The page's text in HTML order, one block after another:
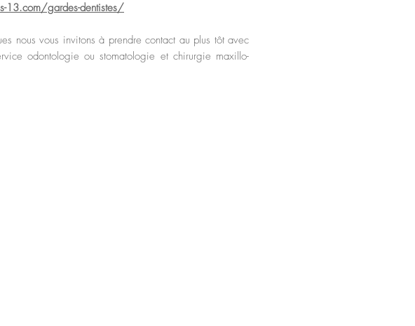
13.com/gardes-dentistes/
nous vous invitons à prendre contact au plus tôt avec
odontologie ou stomatologie et chirurgie maxillo-